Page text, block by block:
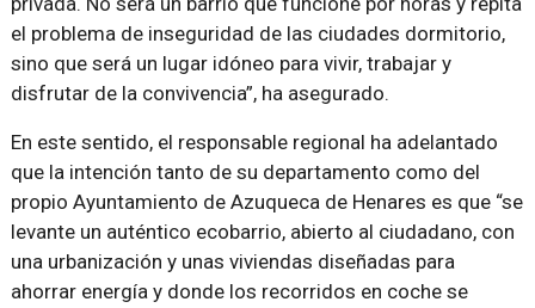
el problema de inseguridad de las ciudades dormitorio,
sino que será un lugar idóneo para vivir, trabajar y
disfrutar de la convivencia”, ha asegurado.
En este sentido, el responsable regional ha adelantado
que la intención tanto de su departamento como del
propio Ayuntamiento de Azuqueca de Henares es que “se
levante un auténtico ecobarrio, abierto al ciudadano, con
una urbanización y unas viviendas diseñadas para
ahorrar energía y donde los recorridos en coche se